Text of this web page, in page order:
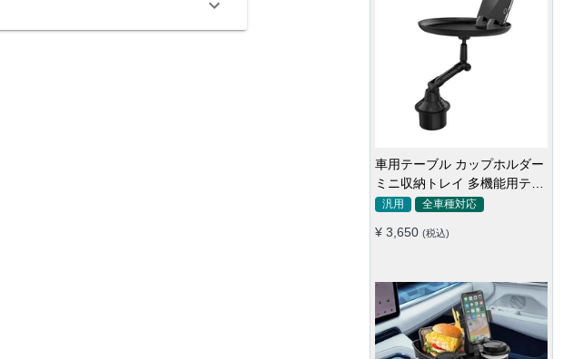
車用テーブル カップホルダー
ミニ収納トレイ 多機能用テー
ブル 食事 物置き用 高品質
汎用 全車種対応
¥ 3,650 (税込)